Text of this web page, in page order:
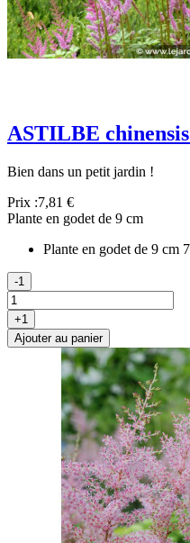
ASTILBE
Bien dans un petit jardin !
Prix :7,81 €
Plante en godet de 9 cm
Plante en godet de 9 cm
-1
+1
Ajouter au panier